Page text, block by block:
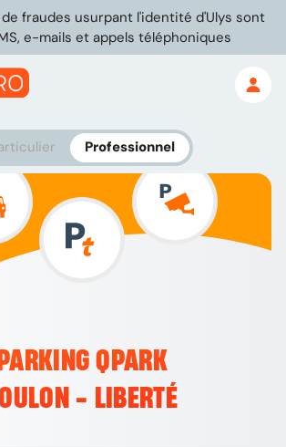
fraudes usurpant l'identité d'Ulys sont
e-mails et appels téléphoniques
Professionnel
PARKING QPARK
- LIBERTÉ